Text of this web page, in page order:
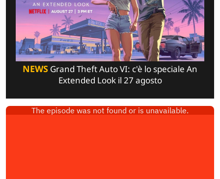
NEWS Grand Theft Auto VI: c'è lo speciale An
Extended Look il 27 agosto